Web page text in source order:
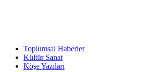
Toplumsal Haberler
Kültür Sanat
Köşe Yazıları